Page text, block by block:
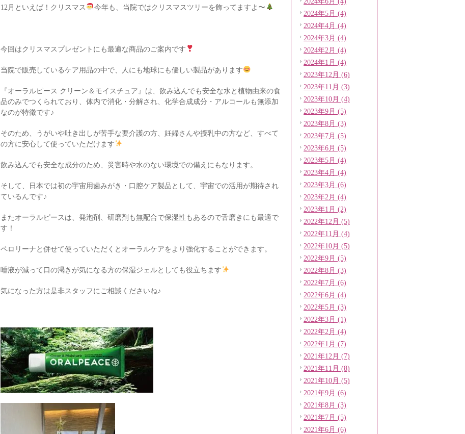
12月といえば！クリスマス 今年も、当院ではクリスマスツリーを飾ってますよ〜
今回はクリスマスプレゼントにも最適な商品のご案内です
当院で販売しているケア用品の中で、人にも地球にも優しい製品があります
『オーラルピース クリーン＆モイスチュア』は、飲み込んでも安全な水と植物由来の食
品のみでつくられており、体内で消化・分解され、化学合成成分・アルコールも無添加
なのが特徴です♪
そのため、うがいや吐き出しが苦手な要介護の方、妊婦さんや授乳中の方など、すべて
の方に安心して使っていただけます
飲み込んでも安全な成分のため、災害時や水のない環境での備えにもなります。
そして、日本では初の宇宙用歯みがき・口腔ケア製品として、宇宙での活用が期待され
ているんです♪
またオーラルピースは、発泡剤、研磨剤も無配合で保湿性もあるので舌磨きにも最適で
す！
ペロリーナと併せて使っていただくとオーラルケアをより強化することができます。
唾液が減って口の渇きが気になる方の保湿ジェルとしても役立ちます
気になった方は是非スタッフにご相談くださいね♪
2024年5月 (4)
2024年4月 (4)
2024年3月 (4)
2024年2月 (4)
2024年1月 (4)
2023年12月 (6)
2023年11月 (3)
2023年10月 (4)
2023年9月 (5)
2023年8月 (3)
2023年7月 (5)
2023年6月 (5)
2023年5月 (4)
2023年4月 (4)
2023年3月 (6)
2023年2月 (4)
2023年1月 (2)
2022年12月 (5)
2022年11月 (4)
2022年10月 (5)
2022年9月 (5)
2022年8月 (3)
2022年7月 (6)
2022年6月 (4)
2022年5月 (3)
2022年3月 (1)
2022年2月 (4)
2022年1月 (7)
2021年12月 (7)
2021年11月 (8)
2021年10月 (5)
2021年9月 (6)
2021年8月 (3)
2021年7月 (5)
2021年6月 (6)